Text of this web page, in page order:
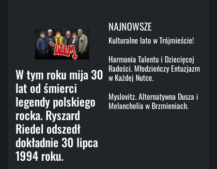
W tym roku mija 30
lat od śmierci
legendy polskiego
rocka. Ryszard
Riedel odszedł
dokładnie 30 lipca
1994 roku.
NAJNOWSZE
Kulturalne lato w Trójmieście!
Harmonia Talentu i Dziecięcej
Radości. Młodzieńczy Entuzjazm
w Każdej Nutce.
Myslovitz. Alternatywna Dusza i
Melancholia w Brzmieniach.